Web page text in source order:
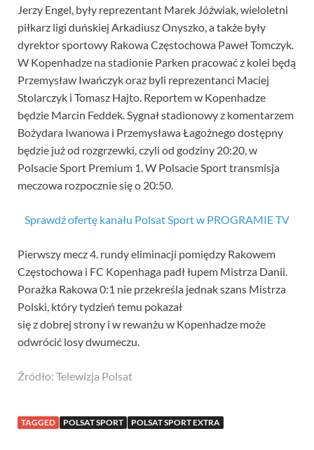
Jerzy Engel, były reprezentant Marek Jóźwiak, wieloletni
piłkarz ligi duńskiej Arkadiusz Onyszko, a także były
dyrektor sportowy Rakowa Częstochowa Paweł Tomczyk.
W Kopenhadze na stadionie Parken pracować z kolei będą
Przemysław Iwańczyk oraz byli reprezentanci Maciej
Stolarczyk i Tomasz Hajto. Reportem w Kopenhadze
będzie Marcin Feddek. Sygnał stadionowy z komentarzem
Bożydara Iwanowa i Przemysława Łagożnego dostępny
będzie już od rozgrzewki, czyli od godziny 20:20, w
Polsacie Sport Premium 1. W Polsacie Sport transmisja
meczowa rozpocznie się o 20:50.
Sprawdź ofertę kanału Polsat Sport w PROGRAMIE TV
Pierwszy mecz 4. rundy eliminacji pomiędzy Rakowem
Częstochowa i FC Kopenhaga padł łupem Mistrza Danii.
Porażka Rakowa 0:1 nie przekreśla jednak szans Mistrza
Polski, który tydzień temu pokazał
się z dobrej strony i w rewanżu w Kopenhadze może
odwrócić losy dwumeczu.
Źródło: Telewizja Polsat
TAGGED POLSAT SPORT POLSAT SPORT EXTRA